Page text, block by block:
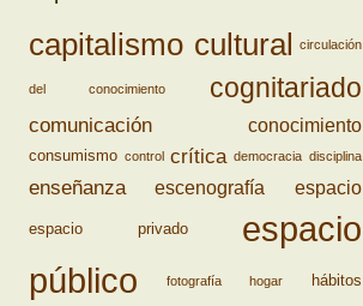
capitalismo cultural circulación
del conocimiento cognitariado
comunicación conocimiento
consumismo control crítica democracia disciplina
enseñanza escenografía espacio
espacio privado
espacio
público
fotografía hogar hábitos